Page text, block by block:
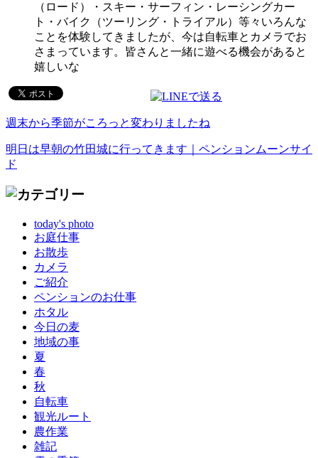
（ロード）・スキー・サーフィン・レーシングカー
ト・バイク（ツーリング・トライアル）等々いろんな
ことを体験してきましたが、今は自転車とカメラでお
さまっています。皆さんと一緒に遊べる機会があると
嬉しいな
週末から季節がころっと変わりましたね
明日は早朝の竹田城に行ってきます｜ペンションムーンサイ
ド
today's photo
お庭仕事
お散歩
カメラ
ご紹介
ペンションのお仕事
ホタル
今日の麦
地域の事
夏
春
秋
自転車
観光ルート
農作業
雑記